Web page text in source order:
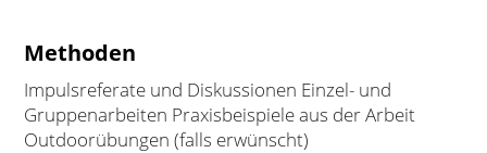
Methoden
Impulsreferate und Diskussionen Einzel- und
Gruppenarbeiten Praxisbeispiele aus der Arbeit
Outdoorübungen (falls erwünscht)